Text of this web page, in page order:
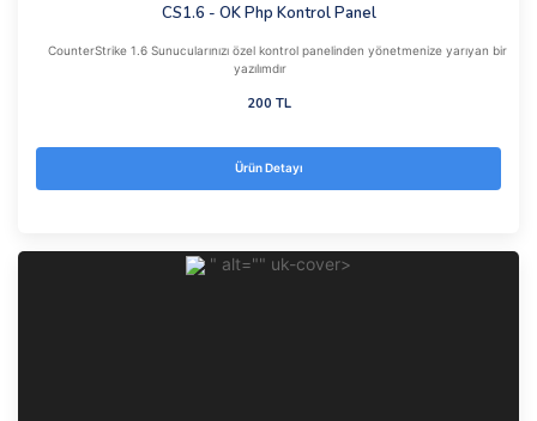
CS1.6 - OK Php Kontrol Panel
CounterStrike 1.6 Sunucularınızı özel kontrol panelinden yönetmenize yarıyan bir
yazılımdır
200 TL
Ürün Detayı
" alt="" uk-cover>